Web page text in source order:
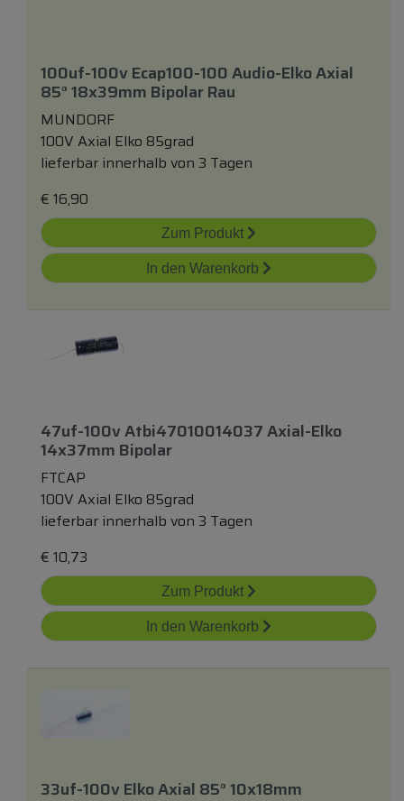
100uf-100v Ecap100-100 Audio-Elko Axial
85° 18x39mm Bipolar Rau
MUNDORF
100V Axial Elko 85grad
lieferbar innerhalb von 3 Tagen
€ 16,90
Zum Produkt
In den Warenkorb
47uf-100v Atbi47010014037 Axial-Elko
14x37mm Bipolar
FTCAP
100V Axial Elko 85grad
lieferbar innerhalb von 3 Tagen
€ 10,73
Zum Produkt
In den Warenkorb
33uf-100v Elko Axial 85° 10x18mm